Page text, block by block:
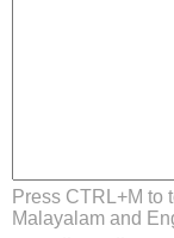
Press CTRL+M to
Malayalam and